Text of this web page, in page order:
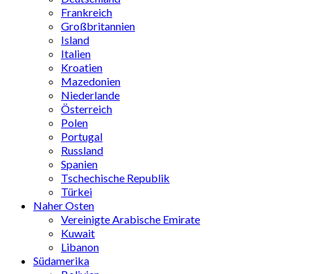
Frankreich
Großbritannien
Island
Italien
Kroatien
Mazedonien
Niederlande
Österreich
Polen
Portugal
Russland
Spanien
Tschechische Republik
Türkei
Naher Osten
Vereinigte Arabische Emirate
Kuwait
Libanon
Südamerika